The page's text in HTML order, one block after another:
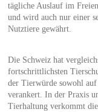
tägliche Auslauf im
und wird auch nur einer
Nutztiere gewährt.
Die Schweiz hat
fortschrittlichsten
der Tierwürde sowohl auf
verankert. In der Praxis
Tierhaltung verkommt